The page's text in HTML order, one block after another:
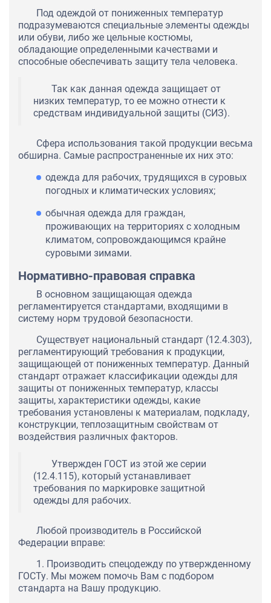
Под одеждой от пониженных температур
подразумеваются специальные элементы одежды
или обуви, либо же цельные костюмы,
обладающие определенными качествами и
способные обеспечивать защиту тела человека.
Так как данная одежда защищает от
низких температур, то ее можно отнести к
средствам индивидуальной защиты (СИЗ).
Сфера использования такой продукции весьма
обширна. Самые распространенные их них это:
одежда для рабочих, трудящихся в суровых
погодных и климатических условиях;
обычная одежда для граждан,
проживающих на территориях с холодным
климатом, сопровождающимся крайне
суровыми зимами.
Нормативно-правовая справка
В основном защищающая одежда
регламентируется стандартами, входящими в
систему норм трудовой безопасности.
Существует национальный стандарт (12.4.303),
регламентирующий требования к продукции,
защищающей от пониженных температур. Данный
стандарт отражает классификации одежды для
защиты от пониженных температур, классы
защиты, характеристики одежды, какие
требования установлены к материалам, подкладу,
конструкции, теплозащитным свойствам от
воздействия различных факторов.
Утвержден ГОСТ из этой же серии
(12.4.115), который устанавливает
требования по маркировке защитной
одежды для рабочих.
Любой производитель в Российской
Федерации вправе:
1. Производить спецодежду по утвержденному
ГОСТу. Мы можем помочь Вам с подбором
стандарта на Вашу продукцию.